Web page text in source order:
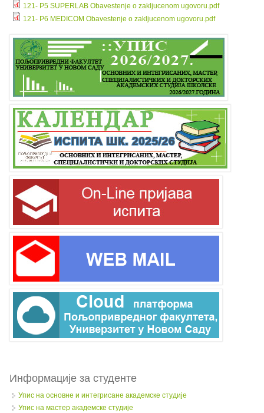
121- P5 SUPERLAB Obavestenje o zakljucenom ugovoru.pdf
121- P6 MEDICOM Obavestenje o zakljucenom ugovoru.pdf
Информације за студенте
Упис на основне и интегрисане академске студије
Упис на мастер академске студије